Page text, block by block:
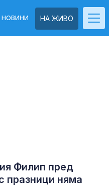
НА ЖИВО
Филип пред
празници няма